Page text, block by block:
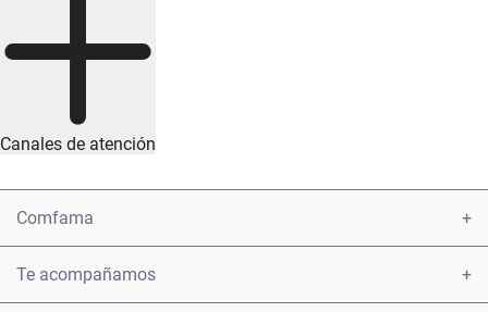
Canales de atención
Comfama
Encuéntranos
Te acompañamos